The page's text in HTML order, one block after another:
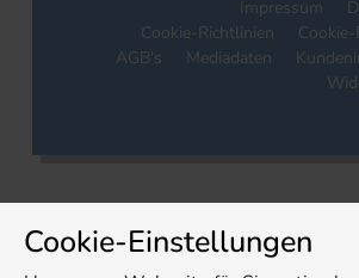
Impressum
Cookie-Richtlinien
AGB's
Mediadaten
Cookie-Einstellungen